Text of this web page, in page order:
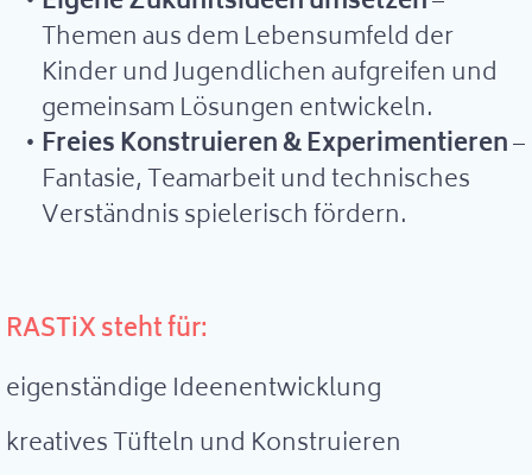
Themen aus dem Lebensumfeld der
Kinder und Jugendlichen aufgreifen und
gemeinsam Lösungen entwickeln.
Freies Konstruieren & Experimentieren–
Fantasie, Teamarbeit und technisches
Verständnis spielerisch fördern.
RASTiX steht für:
eigenständige Ideenentwicklung
kreatives Tüfteln und Konstruieren